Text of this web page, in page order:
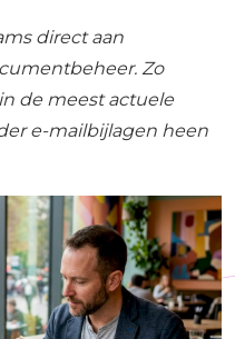
direct aan
Zo
de meest actuele
e-mailbijlagen heen